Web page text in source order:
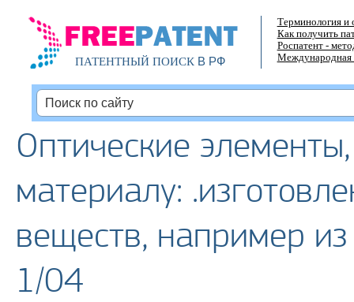
ПАТЕНТНЫЙ ПОИСКВ РФ
Терминология и
Как получить
Роспатент -
Международная
Оптические
материалу:
веществ, например
1/04